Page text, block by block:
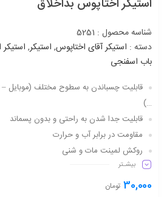
استیکر اختاپوس بداخلاق
شناسه محصول : 5251
دسته : استیکر آقای اختاپوس, استیکر,
باب اسفنجی
قابلیت چسباندن به سطوح مختلف (موبایل
…)
قابلیت جدا شدن به راحتی و بدون پسماند
مقاومت در برابر آب و حرارت
روکش لمینت مات و شنی
دارای شفافیت مناسب
ماندگاری طولانی مدت
بیشـتر
30,000 تومان